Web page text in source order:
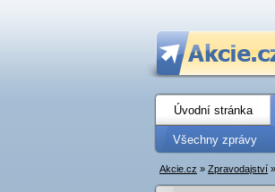
Úvodní stránka
Všechny zprávy
Akcie.cz » Zpravodajství »